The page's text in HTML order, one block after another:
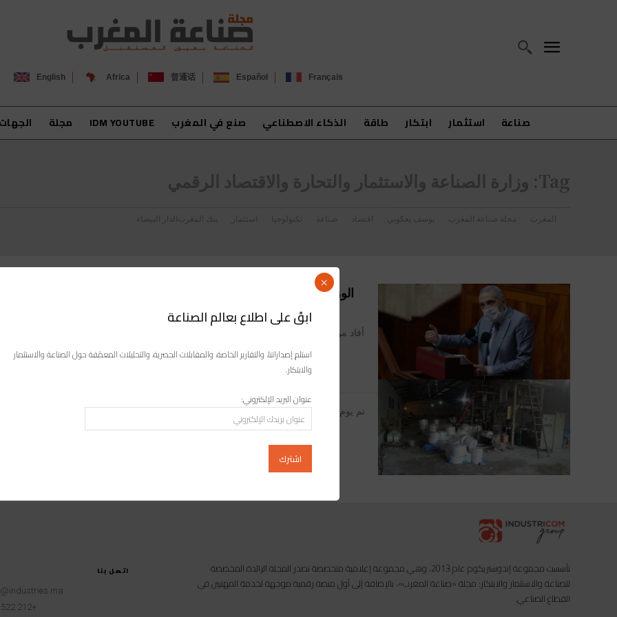
Français
Español
普通话
Africa
English
صناعة استثمار ابتكار طاقة الذكاء الاصطناعي صنع في المغرب IDM YOUTUBE مجلة الجهات
Tag: وزارة الصناعة والاستثمار والتحارة والاقتصاد الرقمي
المغرب مجلة صناعة المغرب يوسف يعكوبي
أفاد مولاي حفيظ العلمي، وزير الصناعة والتجارة والاقتصاد الأخضر والرقمي، يوم الاثنين
تم يوم الجمعة المنصرم 29 يونيو اكتشاف مستودع بدوار أولاد بن اعمر بالجماعة الترابية
أولاد زيان يُستغل في صناعة الأكياس البلاستيكية الممنوعة. وحسب بلاغ لوزارة...
اتصل بنا
+212 522 260451
تأسست مجموعة إندوستريكوم عام 2013، وهي مجموعة إعلامية متخصصة تصدر المجلة الرائدة المخصصة
للصناعة والاستثمار والابتكار: مجلة «صناعة المغرب»، بالإضافة إلى أول منصة رقمية موجهة لخدمة المهنيين في
القطاع الصناعي.
ابقَ على اطلاع بعالم الصناعة
استلم إصداراتنا، والتقارير الخاصة، والمقابلات الحصرية، والتحليلات المعمّقة حول الصناعة والاستثمار
والابتكار.
عنوان البريد الإلكتروني:
×